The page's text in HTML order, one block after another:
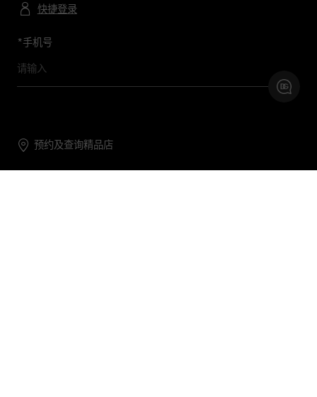
快捷登录
*手机号
预约及查询精品店